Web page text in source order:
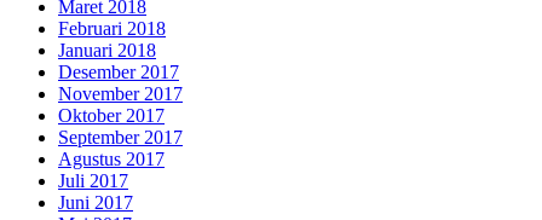
Maret 2018
Februari 2018
Januari 2018
Desember 2017
November 2017
Oktober 2017
September 2017
Agustus 2017
Juli 2017
Juni 2017